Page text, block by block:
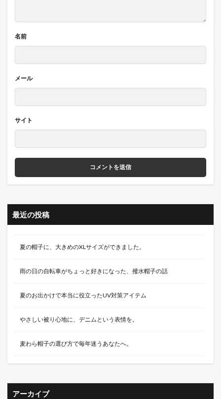
名前
メール
サイト
最近の投稿
夏の帽子に、大きめのXLサイズができました。
雨の日の自転車がちょっと好きになった、撥水帽子の話
夏のお出かけで本当に役立ったUV対策アイテム
やさしい被り心地に、デニムという表情を。
麦わら帽子の選び方で毎年迷うあなたへ。
アーカイブ